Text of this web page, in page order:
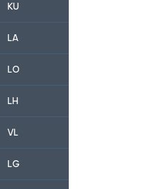
KU
LA
LO
LH
VL
LG